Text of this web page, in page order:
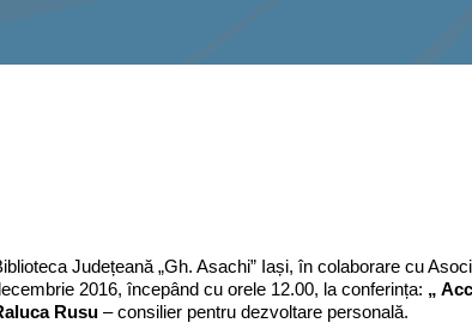
Județeană „Gh. Asachi” Iași, în colaborare cu
2016, începând cu orele 12.00, la conferința: „
Rusu – consilier pentru dezvoltare personală.